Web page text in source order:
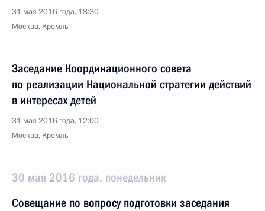
31 мая 2016 года, 18:30
Москва, Кремль
Заседание Координационного совета
по реализации Национальной стратегии действий
в интересах детей
31 мая 2016 года, 12:00
Москва, Кремль
30 мая 2016 года, понедельник
Совещание по вопросу подготовки заседания